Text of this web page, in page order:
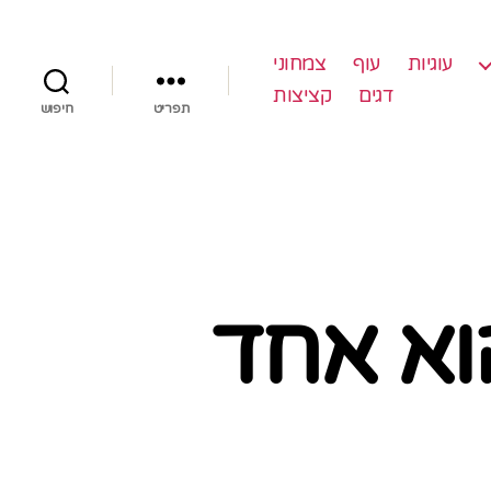
עוגיות עוף
צמחוני
דגים
קציצות
תפריט חיפוש
אחד